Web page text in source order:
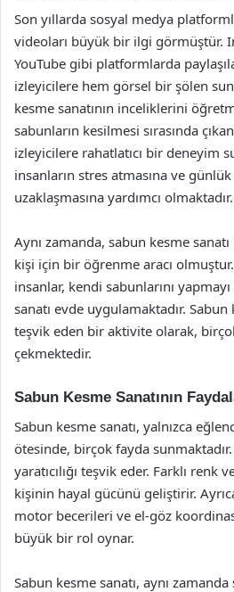
Son yıllarda sosyal medya
videoları büyük bir ilgi görmüştür.
YouTube gibi platformlarda
izleyicilere hem görsel bir şölen
kesme sanatının inceliklerini
sabunların kesilmesi sırasında
izleyicilere rahatlatıcı bir deneyim
insanların stres atmasına ve
uzaklaşmasına yardımcı olmaktadır.
Aynı zamanda, sabun kesme
kişi için bir öğrenme aracı
insanlar, kendi sabunlarını
sanatı evde uygulamaktadır. Sabun
teşvik eden bir aktivite olarak,
çekmektedir.
Sabun Kesme Sanatının
Sabun kesme sanatı, yalnızca
ötesinde, birçok fayda
yaratıcılığı teşvik eder. Farklı renk
kişinin hayal gücünü geliştirir.
motor becerileri ve el-göz
büyük bir rol oynar.
Sabun kesme sanatı, aynı